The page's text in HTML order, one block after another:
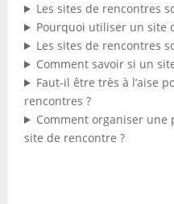
Les sites de rencontres
Pourquoi utiliser un site
Les sites de rencontres
Comment savoir si un
Faut-il être très à l’aise
rencontres ?
Comment organiser
site de rencontre ?